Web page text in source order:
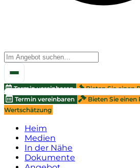
Termin vereinbaren Bieten Sie einen
Termin vereinbaren
Bieten Sie einen
Wertschätzung
Heim
Medien
In der Nähe
Dokumente